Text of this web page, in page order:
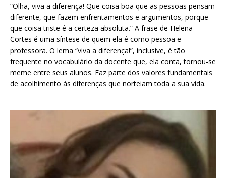
“Olha, viva a diferença! Que coisa boa que as pessoas pensam
diferente, que fazem enfrentamentos e argumentos, porque
que coisa triste é a certeza absoluta.” A frase de Helena
Cortes é uma síntese de quem ela é como pessoa e
professora. O lema “viva a diferença!”, inclusive, é tão
frequente no vocabulário da docente que, ela conta, tornou-se
meme entre seus alunos. Faz parte dos valores fundamentais
de acolhimento às diferenças que norteiam toda a sua vida.